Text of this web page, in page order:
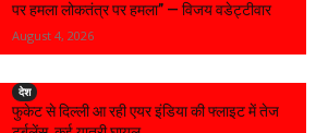
पर हमला लोकतंत्र पर हमला” — विजय वडेट्टीवार
August 4, 2026
देश
फुकेट से दिल्ली आ रही एयर इंडिया की फ्लाइट में तेज